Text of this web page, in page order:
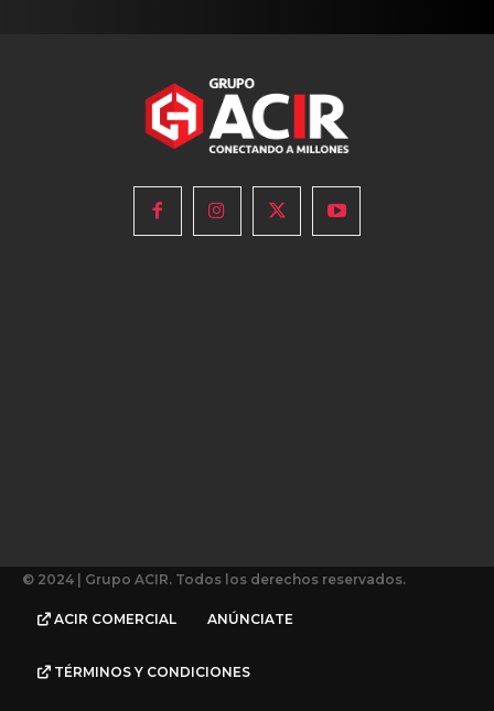
© 2024 | Grupo ACIR. Todos los derechos reservados.
ACIR COMERCIAL ANÚNCIATE
TÉRMINOS Y CONDICIONES